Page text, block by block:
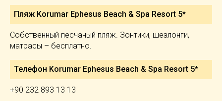
Пляж Korumar Ephesus Beach & Spa Resort 5*
Собственный песчаный пляж. Зонтики, шезлонги,
матрасы – бесплатно.
Телефон Korumar Ephesus Beach & Spa Resort 5*
+90 232 893 13 13